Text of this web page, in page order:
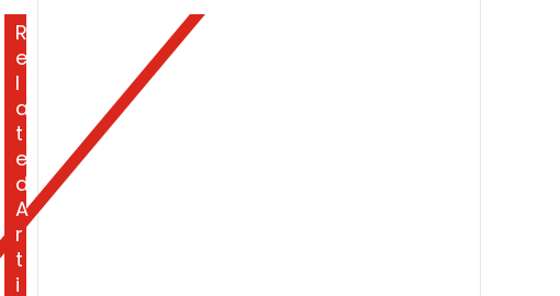
R
e
l
a
t
e
d
A
r
t
i